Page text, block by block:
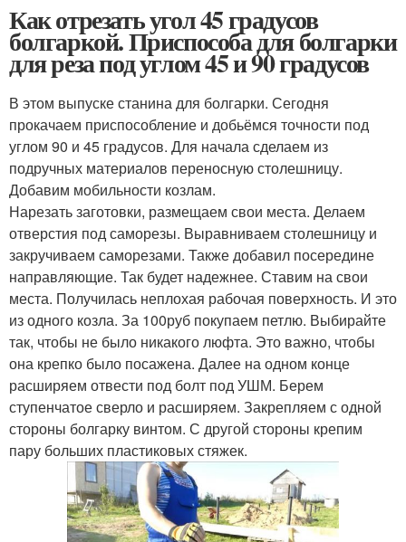
Как отрезать угол 45 градусов
болгаркой. Приспособа для болгарки
для реза под углом 45 и 90 градусов
В этом выпуске станина для болгарки. Сегодня
прокачаем приспособление и добьёмся точности под
углом 90 и 45 градусов. Для начала сделаем из
подручных материалов переносную столешницу.
Добавим мобильности козлам.
Нарезать заготовки, размещаем свои места. Делаем
отверстия под саморезы. Выравниваем столешницу и
закручиваем саморезами. Также добавил посередине
направляющие. Так будет надежнее. Ставим на свои
места. Получилась неплохая рабочая поверхность. И это
из одного козла. За 100руб покупаем петлю. Выбирайте
так, чтобы не было никакого люфта. Это важно, чтобы
она крепко было посажена. Далее на одном конце
расширяем отвести под болт под УШМ. Берем
ступенчатое сверло и расширяем. Закрепляем с одной
стороны болгарку винтом. С другой стороны крепим
пару больших пластиковых стяжек.